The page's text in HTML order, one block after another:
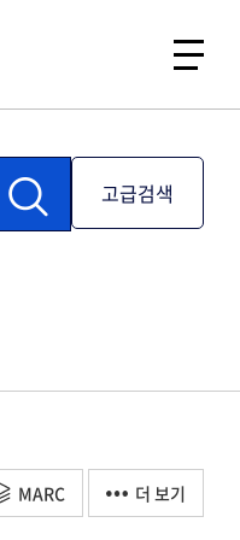
고급검색
MARC 더 보기